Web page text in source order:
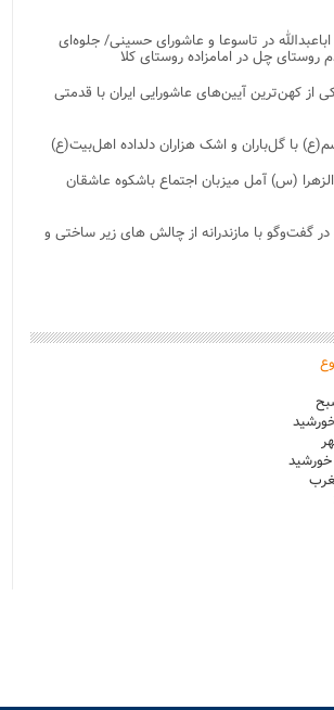
در تاسوعا و عاشورای حسینی/ جلوه‌ای
روستای چل در امامزاده روستای کلا
از کهن‌ترین آیین‌های عاشورایی ایران با قدمتی
با گل‌باران و اشک هزاران دلداده اهل‌بیت(ع)
(س) آمل میزبان اجتماع باشکوه عاشقان
گفت‌وگو با مازندرانه از چالش های زیر ساختی و